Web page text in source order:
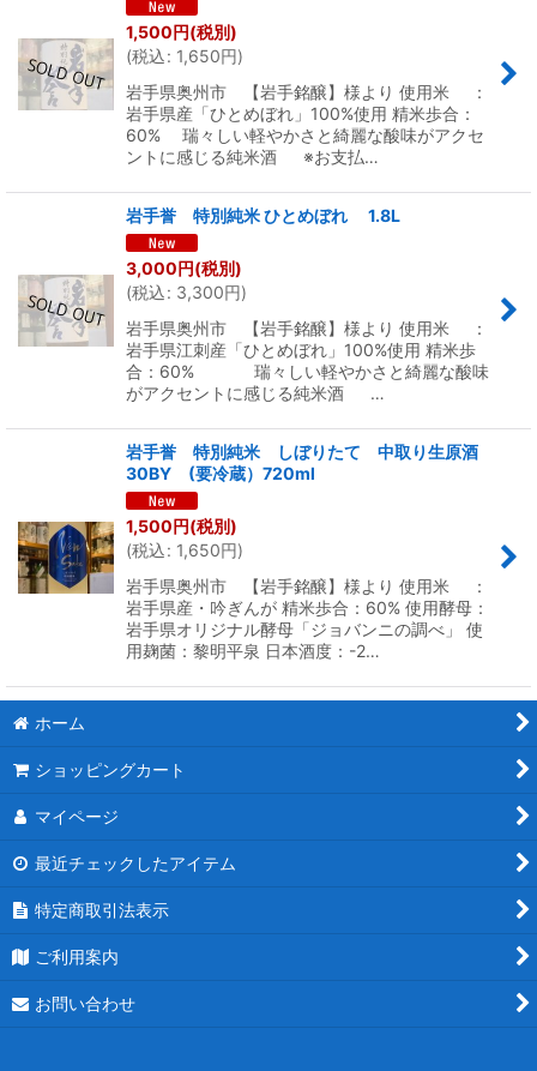
1,500円(税別)
(税込: 1,650円)
岩手県奥州市 【岩手銘醸】様より 使用米 ：
岩手県産「ひとめぼれ」100%使用 精米歩合：
60% 瑞々しい軽やかさと綺麗な酸味がアクセ
ントに感じる純米酒 ※お支払…
岩手誉 特別純米 ひとめぼれ 1.8L
3,000円(税別)
(税込: 3,300円)
岩手県奥州市 【岩手銘醸】様より 使用米 ：
岩手県江刺産「ひとめぼれ」100%使用 精米歩
合：60% 瑞々しい軽やかさと綺麗な酸味
がアクセントに感じる純米酒 …
岩手誉 特別純米 しぼりたて 中取り生原酒
30BY (要冷蔵）720ml
1,500円(税別)
(税込: 1,650円)
岩手県奥州市 【岩手銘醸】様より 使用米 ：
岩手県産・吟ぎんが 精米歩合：60% 使用酵母：
岩手県オリジナル酵母「ジョバンニの調べ」 使
用麹菌：黎明平泉 日本酒度：-2…
ホーム
ショッピングカート
マイページ
最近チェックしたアイテム
特定商取引法表示
ご利用案内
お問い合わせ